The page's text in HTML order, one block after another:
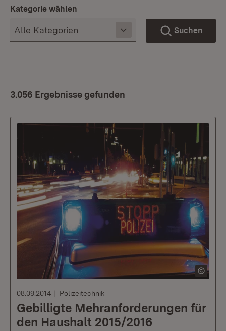
Kategorie wählen
Suchen
3.056 Ergebnisse gefunden
08.09.2014 Polizeitechnik
Gebilligte Mehranforderungen für
den Haushalt 2015/2016